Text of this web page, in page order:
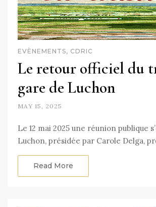
EVÈNEMENTS, CDRIC
Le retour officiel du
gare de Luchon
MAY 15, 2025
Le 12 mai 2025 une réunion publique
Luchon, présidée par Carole Delga,
Read More